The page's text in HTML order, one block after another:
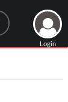
Login